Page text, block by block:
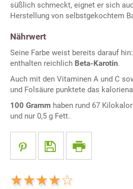
süßlich schmeckt, eignet er sich
Herstellung von selbstgekochtem
Nährwert
Seine Farbe weist bereits darauf
enthalten reichlich Beta-Karotin.
Auch mit den Vitaminen A und C
und Folsäure punktete das
100 Gramm haben rund 67
und nur 0,5 g Fett.